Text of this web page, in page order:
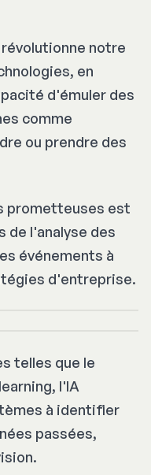
notre
en
d'émuler des
comme
ou prendre des
prometteuses est
de l'analyse des
événements à
d'entreprise.
telles que le
, l'IA
à identifier
passées,